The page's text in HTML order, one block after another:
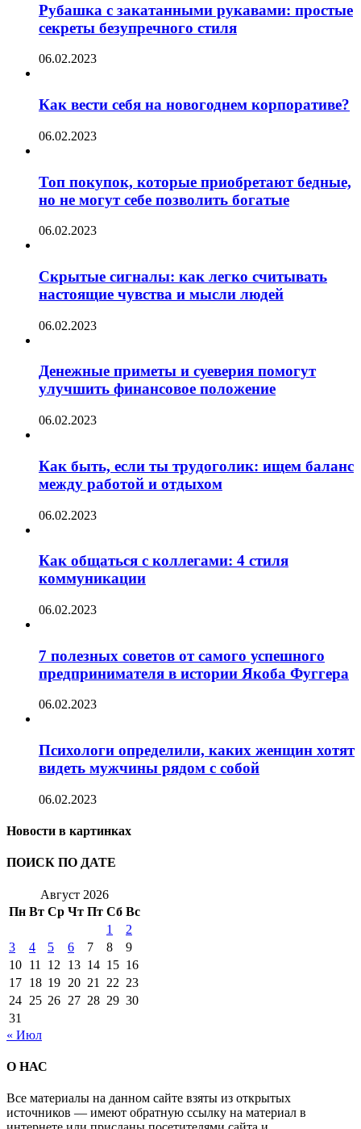
Рубашка с закатанными рукавами: простые
секреты безупречного стиля
06.02.2023
Как вести себя на новогоднем корпоративе?
06.02.2023
Топ покупок, которые приобретают бедные,
но не могут себе позволить богатые
06.02.2023
Скрытые сигналы: как легко считывать
настоящие чувства и мысли людей
06.02.2023
Денежные приметы и суеверия помогут
улучшить финансовое положение
06.02.2023
Как быть, если ты трудоголик: ищем баланс
между работой и отдыхом
06.02.2023
Как общаться с коллегами: 4 стиля
коммуникации
06.02.2023
7 полезных советов от самого успешного
предпринимателя в истории Якоба Фуггера
06.02.2023
Психологи определили, каких женщин хотят
видеть мужчины рядом с собой
06.02.2023
Новости в картинках
ПОИСК ПО ДАТЕ
Август 2026
Пн Вт Ср Чт Пт Сб Вс
1
2
3
4 5 6 7 8
9
10 11 12 13 14 15 16
17 18 19 20 21 22 23
24 25 26 27 28 29 30
31
« Июл
О НАС
Все материалы на данном сайте взяты из открытых
источников — имеют обратную ссылку на материал в